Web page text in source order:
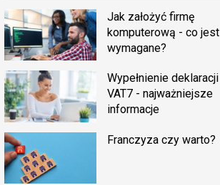
Jak założyć firmę
komputerową - co jest
wymagane?
Wypełnienie deklaracji
VAT7 - najważniejsze
informacje
Franczyza czy warto?